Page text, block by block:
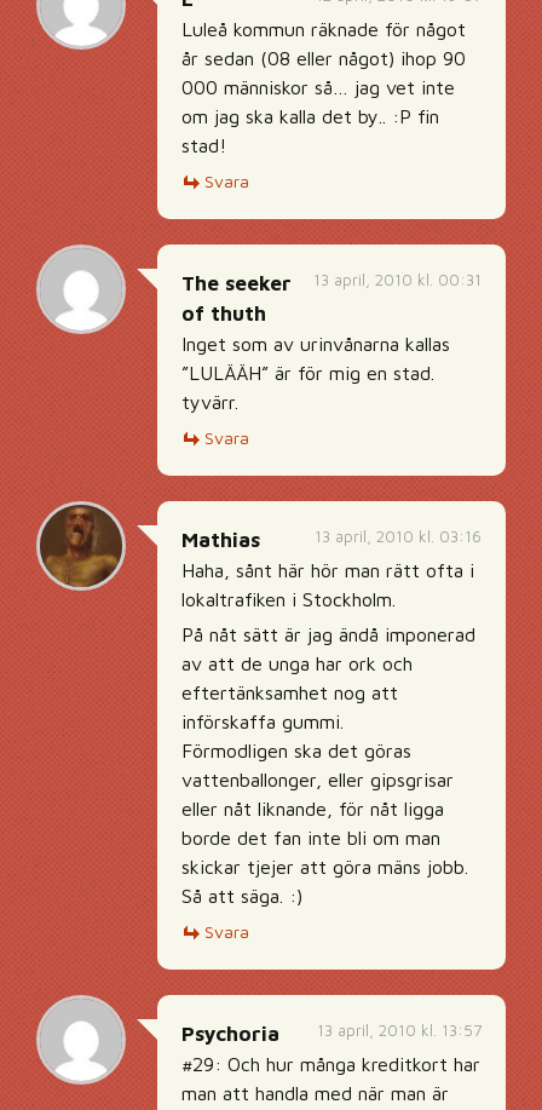
Luleå kommun räknade för något
år sedan (08 eller något) ihop 90
000 människor så… jag vet inte
om jag ska kalla det by.. :P fin
stad!
Svara
13 april, 2010 kl. 00:31
The seeker
of thuth
Inget som av urinvånarna kallas
”LULÄÄH” är för mig en stad.
tyvärr.
Svara
13 april, 2010 kl. 03:16
Mathias
Haha, sånt här hör man rätt ofta i
lokaltrafiken i Stockholm.
På nåt sätt är jag ändå imponerad
av att de unga har ork och
eftertänksamhet nog att
införskaffa gummi.
Förmodligen ska det göras
vattenballonger, eller gipsgrisar
eller nåt liknande, för nåt ligga
borde det fan inte bli om man
skickar tjejer att göra mäns jobb.
Så att säga. :)
Svara
13 april, 2010 kl. 13:57
Psychoria
#29: Och hur många kreditkort har
man att handla med när man är